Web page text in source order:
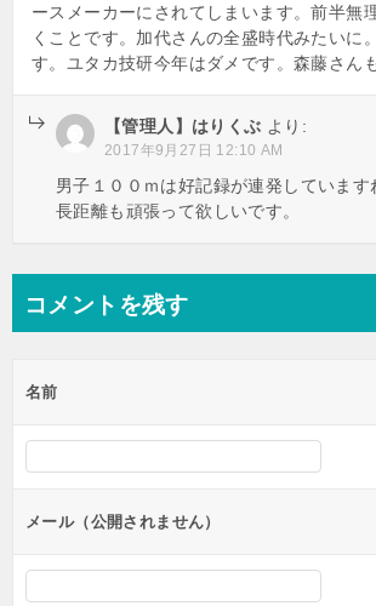
ースメーカーにされてしまいます。前半無
くことです。加代さんの全盛時代みたいに
す。ユタカ技研今年はダメです。森藤さん
【管理人】はりくぶ より:
2017年9月27日 12:10 AM
男子１００ｍは好記録が連発しています
長距離も頑張って欲しいです。
コメントを残す
名前
メール（公開されません）